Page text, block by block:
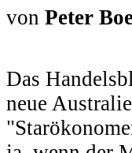
von Peter
Das
neue